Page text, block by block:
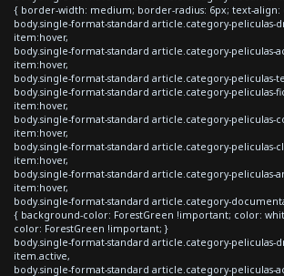
{ border-width: medium; border-radius: 6px; text-align:
body.single-format-standard article.category-peliculas-
item:hover,
body.single-format-standard article.category-peliculas-
item:hover,
body.single-format-standard article.category-peliculas-
body.single-format-standard article.category-peliculas-
item:hover,
body.single-format-standard article.category-peliculas-
item:hover,
body.single-format-standard article.category-peliculas-
item:hover,
body.single-format-standard article.category-peliculas-
item:hover,
body.single-format-standard article.category-
{ background-color: ForestGreen !important; color:
color: ForestGreen !important; }
body.single-format-standard article.category-peliculas-
item.active,
body.single-format-standard article.category-peliculas-